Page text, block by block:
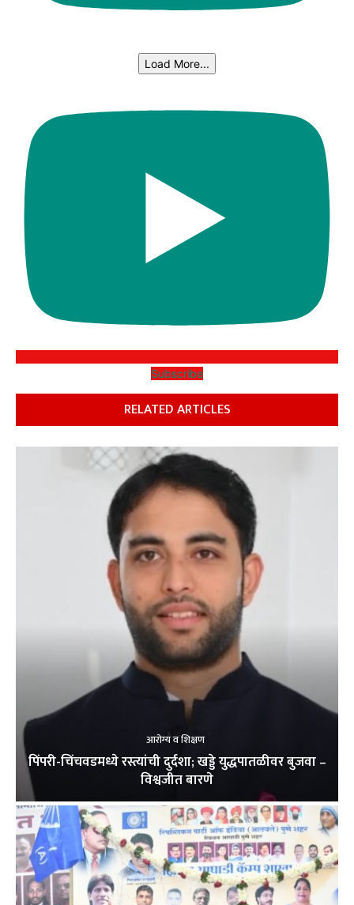
Load More...
Subscribe
RELATED ARTICLES
आरोग्य व शिक्षण
पिंपरी-चिंचवडमध्ये रस्त्यांची दुर्दशा; खड्डे युद्धपातळीवर बुजवा –
विश्वजीत बारणे